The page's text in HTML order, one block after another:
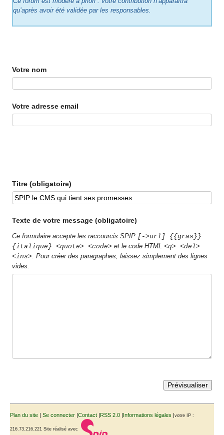
qu’après avoir été validée par les responsables.
Votre nom
Votre adresse email
Titre (obligatoire)
Texte de votre message (obligatoire)
Ce formulaire accepte les raccourcis SPIP [->url] {{gras}}
{italique} <quote> <code> et le code HTML<q> <del>
<ins> . Pour créer des paragraphes, laissez simplement des lignes
vides.
Plan du site Se connecter Contact RSS 2.0 Informations légales votre IP :
216.73.216.221 Site réalisé avec